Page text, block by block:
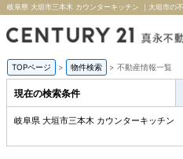
岐阜県 大垣市三本木 カウンターキッチン ｜大垣市の
TOPページ > 物件検索 > 不動産情報一覧
現在の検索条件
岐阜県 大垣市三本木 カウンターキッチン